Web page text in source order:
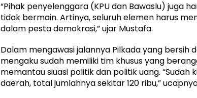
“Pihak penyelenggara (KPU dan Bawaslu) juga
tidak bermain. Artinya, seluruh elemen harus
dalam pesta demokrasi,” ujar Mustafa.
Dalam mengawasi jalannya Pilkada yang bersih
mengaku sudah memiliki tim khusus yang
memantau siuasi politik dan politik uang.
daerah, total jumlahnya sekitar 120 ribu,”